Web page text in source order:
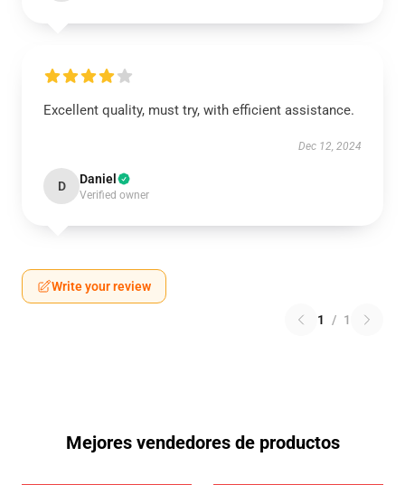
Excellent quality, must try, with efficient assistance.
Dec 12, 2024
D Daniel
Verified owner
Write your review
1 / 1
Mejores vendedores de productos